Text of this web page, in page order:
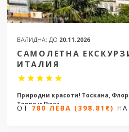
ВАЛИДНА: ДО 20.11.2026
САМОЛЕТНА
ИТАЛИЯ
Природни красоти! Тоскана,
Терре и Пиза
ОТ 780 ЛЕВА (398.81€)